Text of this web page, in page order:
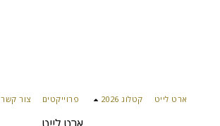
ארט לייט קטלוג 2026 פרוייקטים צור קשר